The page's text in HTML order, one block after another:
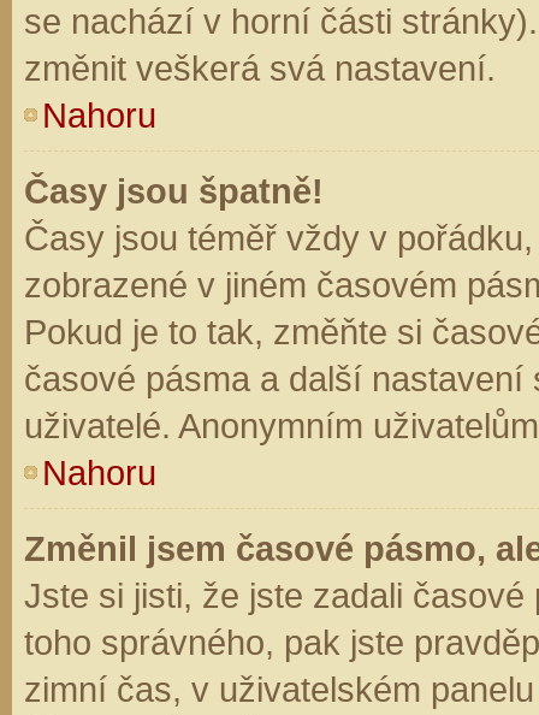
se nachází v horní části
změnit veškerá svá nastavení.
Nahoru
Časy jsou špatně!
Časy jsou téměř vždy v
zobrazené v jiném časovém
Pokud je to tak, změňte si
časové pásma a další
uživatelé. Anonymním
Nahoru
Změnil jsem časové pásmo,
Jste si jisti, že jste zadali
toho správného, pak jste
zimní čas, v uživatelském